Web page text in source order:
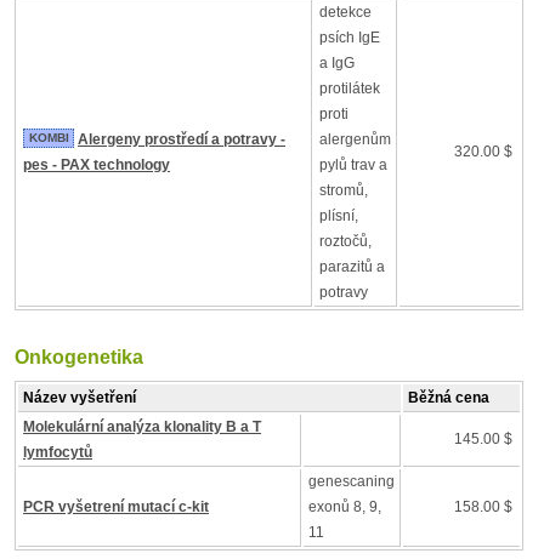
KOMBI
Alergeny prostředí a potravy -
pes - PAX technology
detekce
psích IgE
a IgG
protilátek
proti
alergenům
pylů trav a
stromů,
plísní,
roztočů,
parazitů a
potravy
320.00 $
Onkogenetika
Název vyšetření
Běžná cena
Molekulární analýza klonality B a T
lymfocytů
145.00 $
PCR vyšetrení mutací c-kit
genescaning
exonů 8, 9,
11
158.00 $